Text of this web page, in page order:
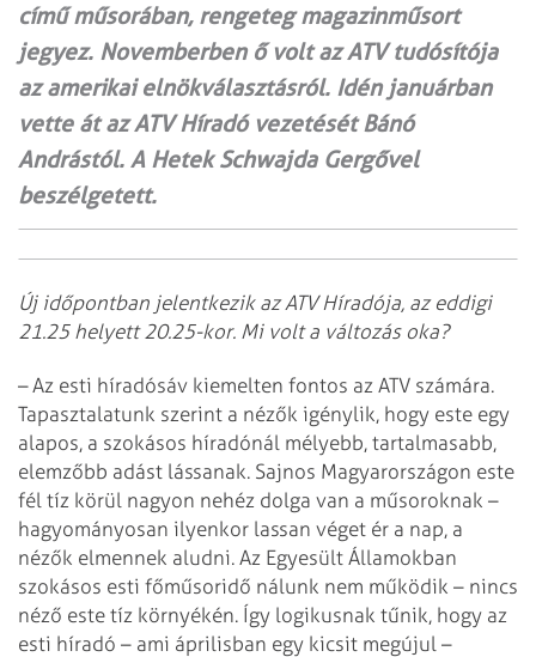
című műsorában, rengeteg magazinműsort
jegyez. Novemberben ő volt az ATV tudósítója
az amerikai elnökválasztásról. Idén januárban
vette át az ATV Híradó vezetését Bánó
Andrástól. A Hetek Schwajda Gergővel
beszélgetett.
Új időpontban jelentkezik az ATV Híradója, az eddigi
21.25 helyett 20.25-kor. Mi volt a változás oka?
– Az esti híradósáv kiemelten fontos az ATV számára.
Tapasztalatunk szerint a nézők igénylik, hogy este egy
alapos, a szokásos híradónál mélyebb, tartalmasabb,
elemzőbb adást lássanak. Sajnos Magyarországon este
fél tíz körül nagyon nehéz dolga van a műsoroknak –
hagyományosan ilyenkor lassan véget ér a nap, a
nézők elmennek aludni. Az Egyesült Államokban
szokásos esti főműsoridő nálunk nem működik – nincs
néző este tíz környékén. Így logikusnak tűnik, hogy az
esti híradó – ami áprilisban egy kicsit megújul –